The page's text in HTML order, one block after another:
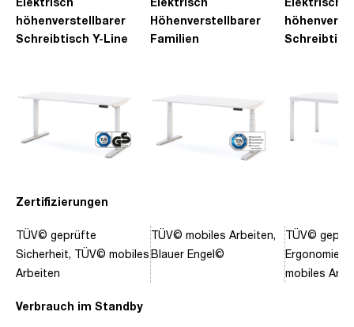
Zertifizierungen
Verbrauch im Standby
höhenverstellbarer
Schreibtisch Y-Line
TÜV© geprüfte
Sicherheit, TÜV© mobiles
Arbeiten
Höhenverstellbarer
Familien
TÜV© mobiles Arbeiten,
Blauer Engel©
TÜV©
Ergonomie,
mobiles